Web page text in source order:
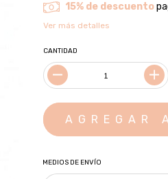
15% de descuento
Ver más detalles
CANTIDAD
MEDIOS DE ENVÍO